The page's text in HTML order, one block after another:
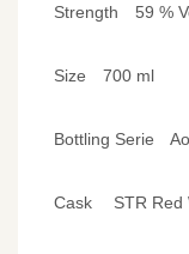
Strength 59 %
Size 700 ml
Bottling Serie
Cask STR Red